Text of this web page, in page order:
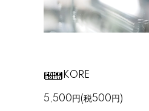
KORE
5,500円(税500円)